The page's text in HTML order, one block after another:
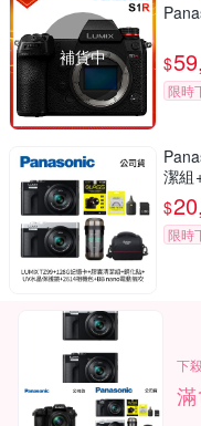
補貨中 $
限時
潔組
$
限時
下